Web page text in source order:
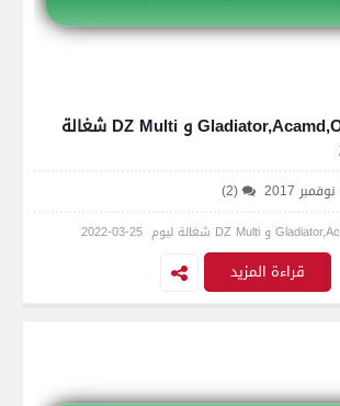
برامج Gladiator,Acamd,Obox,Hadu و DZ Multi شغالة
(2)
قراءة المزيد